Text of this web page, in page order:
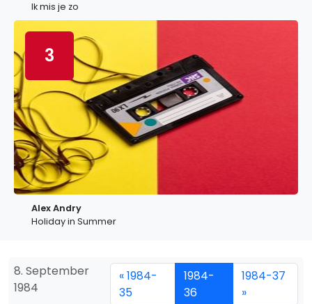
Ik mis je zo
3
Alex Andry
Holiday in Summer
8. September
1984
« 1984-
35
1984-
36
1984-37
»